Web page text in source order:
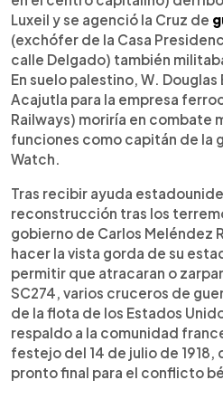
Luxeil y se agenció la Cruz de
(exchófer de la Casa
calle Delgado) también
En suelo palestino, W.
Acajutla para la empresa
Railways) moriría en combate
funciones como capitán de la
Watch.
Tras recibir ayuda
reconstrucción tras los
gobierno de Carlos Meléndez
hacer la vista gorda de su
permitir que atracaran o
SC274, varios cruceros de
de la flota de los Estados
respaldo a la comunidad
festejo del 14 de julio de 1918,
pronto final para el conflicto